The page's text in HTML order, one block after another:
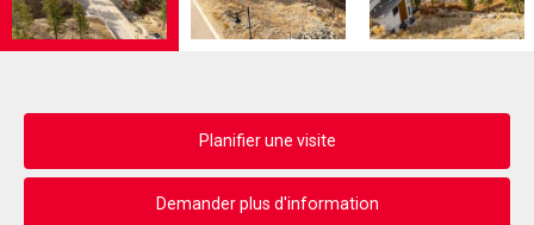
Planifier une visite
Demander plus d'information